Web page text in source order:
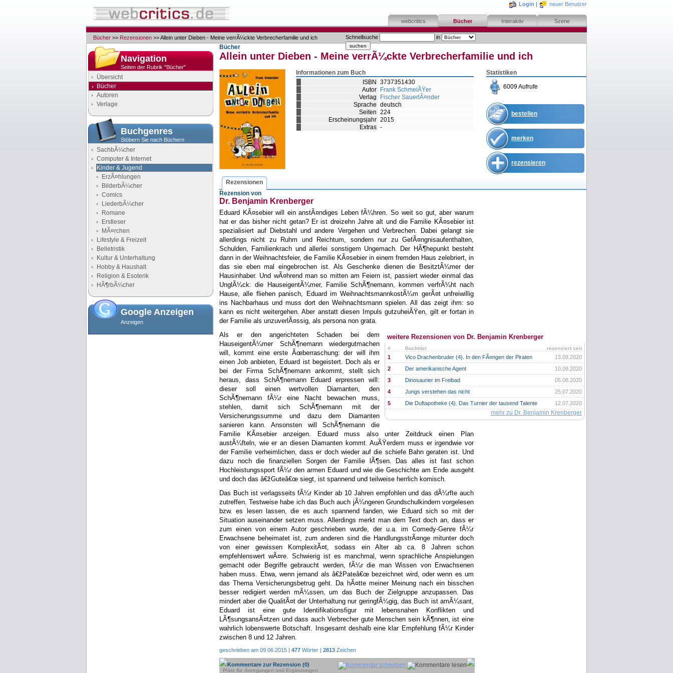
Login | neuer Benutzer
webcritics Bücher Interaktiv Szene
Schnellsuche in
Bücher >> Rezensionen >> Allein unter Dieben - Meine verrÃ¼ckte Verbrecherfamilie und ich
Navigation
Seiten der Rubrik "Bücher"
Übersicht
Bücher
Autoren
Verlage
Buchgenres
Stöbern Sie nach Büchern
SachbÃ¼cher
Computer & Internet
Kinder & Jugend
ErzÃ¤hlungen
BilderbÃ¼cher
Comics
LiederbÃ¼cher
Romane
Erstleser
MÃ¤rchen
Lifestyle & Freizeit
Belletristik
Kultur & Unterhaltung
Hobby & Haushalt
Religion & Esoterik
HÃ¶rbÃ¼cher
Google Anzeigen
Anzeigen
Bücher
Allein unter Dieben - Meine verrÃ¼ckte Verbrecherfamilie und ich
Statistiken
6009 Aufrufe
bestellen
merken
rezensieren
Informationen zum Buch
ISBN
3737351430
Autor
Frank SchmeiÃŸer
Verlag
Fischer SauerlÃ¤nder
Sprache deutsch
Seiten 224
Erscheinungsjahr 2015
Extras -
Rezensionen
Rezension von
Dr. Benjamin Krenberger
Eduard KÃ¤sebier will ein anstÃ¤ndiges Leben fÃ¼hren. So weit so gut, aber warum
hat er das bisher nicht getan? Er ist dreizehn Jahre alt und die Familie KÃ¤sebier ist
spezialisiert auf Diebstahl und andere Vergehen und Verbrechen. Dabei gelangt sie
allerdings nicht zu Ruhm und Reichtum, sondern nur zu GefÃ¤ngnisaufenthalten,
Schulden, Familienkrach und allerlei sonstigem Ungemach. Der HÃ¶hepunkt besteht
dann in der Weihnachtsfeier, die Familie KÃ¤sebier in einem fremden Haus zelebriert, in
das sie eben mal eingebrochen ist. Als Geschenke dienen die BesitztÃ¼mer der
Hausinhaber. Und wÃ¤hrend man so mitten am Feiern ist, passiert wieder einmal das
UnglÃ¼ck: die HauseigentÃ¼mer, Familie SchÃ¶nemann, kommen verfrÃ¼ht nach
Hause, alle fliehen panisch, Eduard im WeihnachtsmannkostÃ¼m gerÃ¤t unfreiwillig
ins Nachbarhaus und muss dort den Weihnachtsmann spielen. All das zeigt ihm: so
kann es nicht weitergehen. Aber anstatt diesen Impuls gutzuheiÃŸen, gilt er fortan in
der Familie als unzuverlÃ¤ssig, als persona non grata.
weitere Rezensionen von Dr. Benjamin Krenberger
# rezensiert seit
Buchtitel
1 13.08.2020
Vico Drachenbruder (4). In den FÃ¤ngen der Piraten
2
10.08.2020
Der amerikanische Agent
3
05.08.2020
Dinosaurier im Freibad
4
25.07.2020
Jungs verstehen das nicht
5
12.07.2020
Die Duftapotheke (4). Das Turnier der tausend Talente
mehr zu Dr. Benjamin Krenberger
Als er den angerichteten Schaden bei dem
HauseigentÃ¼mer SchÃ¶nemann wiedergutmachen
will, kommt eine erste Ãœberraschung: der will ihm
einen Job anbieten, Eduard ist begeistert. Doch als er
bei der Firma SchÃ¶nemann ankommt, stellt sich
heraus, dass SchÃ¶nemann Eduard erpressen will:
dieser soll einen wertvollen Diamanten, den
SchÃ¶nemann fÃ¼r eine Nacht bewachen muss,
stehlen, damit sich SchÃ¶nemann mit der
Versicherungssumme und dazu dem Diamanten
sanieren kann. Ansonsten will SchÃ¶nemann die
Familie KÃ¤sebier anzeigen. Eduard muss also unter Zeitdruck einen Plan
austÃ¼fteln, wie er an diesen Diamanten kommt. AuÃŸerdem muss er irgendwie vor
der Familie verheimlichen, dass er doch wieder auf die schiefe Bahn geraten ist. Und
dazu noch die finanziellen Sorgen der Familie lÃ¶sen. Das alles ist fast schon
Hochleistungssport fÃ¼r den armen Eduard und wie die Geschichte am Ende ausgeht
und doch das â€žGuteâ€œ siegt, ist spannend und teilweise herrlich komisch.
Das Buch ist verlagsseits fÃ¼r Kinder ab 10 Jahren empfohlen und das dÃ¼rfte auch
zutreffen. Testweise habe ich das Buch auch jÃ¼ngeren Grundschulkindern vorgelesen
bzw. es lesen lassen, die es auch spannend fanden, wie Eduard sich so mit der
Situation auseinander setzen muss. Allerdings merkt man dem Text doch an, dass er
zum einen von einem Autor geschrieben wurde, der u.a. im Comedy-Genre fÃ¼r
Erwachsene beheimatet ist, zum anderen sind die HandlungsstrÃ¤nge mitunter doch
von einer gewissen KomplexitÃ¤t, sodass ein Alter ab ca. 8 Jahren schon
empfehlenswert wÃ¤re. Schwierig ist es manchmal, wenn sprachliche Anspielungen
gemacht oder Begriffe gebraucht werden, fÃ¼r die man Wissen von Erwachsenen
haben muss. Etwa, wenn jemand als â€žPateâ€œ bezeichnet wird, oder wenn es um
das Thema Versicherungsbetrug geht. Da hÃ¤tte meiner Meinung nach ein bisschen
besser redigiert werden mÃ¼ssen, um das Buch der Zielgruppe anzupassen. Das
mindert aber die QualitÃ¤t der Unterhaltung nur geringfÃ¼gig, das Buch ist amÃ¼sant,
Eduard ist eine gute Identifikationsfigur mit lebensnahen Konflikten und
LÃ¶sungsansÃ¤tzen und dass auch Verbrecher gute Menschen sein kÃ¶nnen, ist eine
wahrlich lobenswerte Botschaft. Insgesamt deshalb eine klar Empfehlung fÃ¼r Kinder
zwischen 8 und 12 Jahren.
geschrieben am 09.06.2015 | 477 Wörter | 2813 Zeichen
Kommentare zur Rezension (0)
Platz für Anregungen und Ergänzungen